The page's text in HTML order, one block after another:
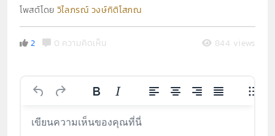
โพสต์โดย วิไลภรณ์ วงษ์กิติโสภณ
2 0 ความคิดเห็น 844 views